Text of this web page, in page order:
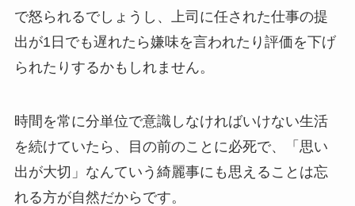
で怒られるでしょうし、上司に任された仕事の提
出が1日でも遅れたら嫌味を言われたり評価を下げ
られたりするかもしれません。
時間を常に分単位で意識しなければいけない生活
を続けていたら、目の前のことに必死で、「思い
出が大切」なんていう綺麗事にも思えることは忘
れる方が自然だからです。